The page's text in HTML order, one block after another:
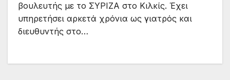
βουλευτής με το ΣΥΡΙΖΑ στο Κιλκίς. Έχει
υπηρετήσει αρκετά χρόνια ως γιατρός και
διευθυντής στο…